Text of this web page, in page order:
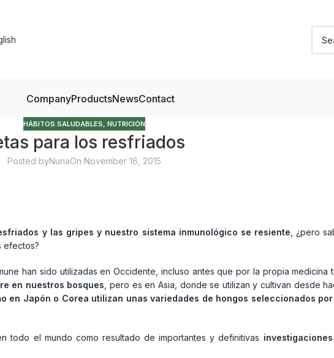
CompanyProductsNewsContact
HÁBITOS SALUDABLES, NUTRICIÓN
para los resfriados
Posted byNuriaOn November 16, 2015
y las gripes y nuestro sistema inmunológico se resiente , ¿pero
efectos?
han sido utilizadas en Occidente, incluso antes que por la propia medicina
en nuestros bosques , pero es en Asia, donde se utilizan y cultivan desde
en Japón o Corea utilizan unas variedades de hongos seleccionados
todo el mundo como resultado de importantes y definitivas